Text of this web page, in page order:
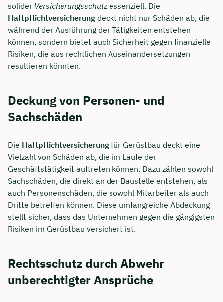
solider Versicherungsschutzessenziell. Die
Haftpflichtversicherung deckt nicht nur Schäden ab, die
während der Ausführung der Tätigkeiten entstehen
können, sondern bietet auch Sicherheit gegen finanzielle
Risiken, die aus rechtlichen Auseinandersetzungen
resultieren könnten.
Deckung von Personen- und
Sachschäden
Die Haftpflichtversicherung für Gerüstbau deckt eine
Vielzahl von Schäden ab, die im Laufe der
Geschäftstätigkeit auftreten können. Dazu zählen sowohl
Sachschäden, die direkt an der Baustelle entstehen, als
auch Personenschäden, die sowohl Mitarbeiter als auch
Dritte betreffen können. Diese umfangreiche Abdeckung
stellt sicher, dass das Unternehmen gegen die gängigsten
Risiken im Gerüstbau versichert ist.
Rechtsschutz durch Abwehr
unberechtigter Ansprüche
Jetzt persönliches
Tobias Niendieck sichern 🤝
Wir beraten dich Montag bis Freitag von 8 bis